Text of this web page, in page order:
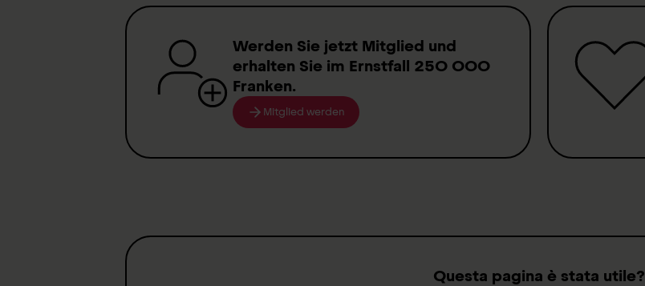
Werden Sie jetzt Mitglied und
erhalten Sie im Ernstfall 250 000
Franken.
Mitglied werden
Questa pagina è stata utile?